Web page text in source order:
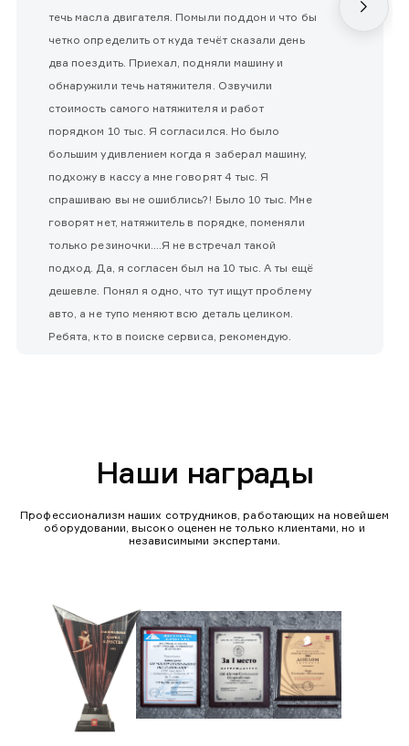
течь масла двигателя. Помыли поддон и что бы
четко определить от куда течёт сказали день
два поездить. Приехал, подняли машину и
обнаружили течь натяжителя. Озвучили
стоимость самого натяжителя и работ
порядком 10 тыс. Я согласился. Но было
большим удивлением когда я заберал машину,
подхожу в кассу а мне говорят 4 тыс. Я
спрашиваю вы не ошиблись?! Было 10 тыс. Мне
говорят нет, натяжитель в порядке, поменяли
только резиночки....Я не встречал такой
подход. Да, я согласен был на 10 тыс. А ты ещё
дешевле. Понял я одно, что тут ищут проблему
авто, а не тупо меняют всю деталь целиком.
Ребята, кто в поиске сервиса, рекомендую.
Наши награды
Профессионализм наших сотрудников, работающих на новейшем
оборудовании, высоко оценен не только клиентами, но и
независимыми экспертами.